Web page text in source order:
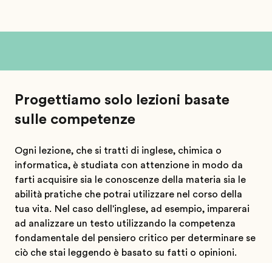
Progettiamo solo lezioni basate
sulle competenze
Ogni lezione, che si tratti di inglese, chimica o
informatica, è studiata con attenzione in modo da
farti acquisire sia le conoscenze della materia sia le
abilità pratiche che potrai utilizzare nel corso della
tua vita. Nel caso dell'inglese, ad esempio, imparerai
ad analizzare un testo utilizzando la competenza
fondamentale del pensiero critico per determinare se
ciò che stai leggendo è basato su fatti o opinioni.